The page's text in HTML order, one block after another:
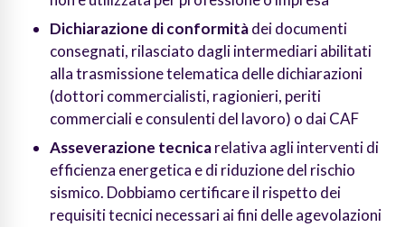
Dichiarazione di conformitàdei documenti
consegnati, rilasciato dagli intermediari abilitati
alla trasmissione telematica delle dichiarazioni
(dottori commercialisti, ragionieri, periti
commerciali e consulenti del lavoro) o dai CAF
Asseverazione tecnicarelativa agli interventi di
efficienza energetica e di riduzione del rischio
sismico. Dobbiamo certificare il rispetto dei
requisiti tecnici necessari ai fini delle agevolazioni